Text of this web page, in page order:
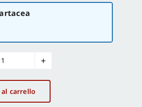
Abitare
la
Terra
-
carrello